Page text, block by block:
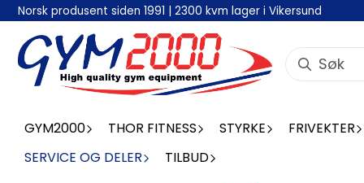
Hopp til innhold
Norsk produsent siden 1991 | 2300 kvm lager i Vikersund
GYM2000 THOR FITNESS STYRKE
FRIVEKTER
SERVICE OG DELER
TILBUD